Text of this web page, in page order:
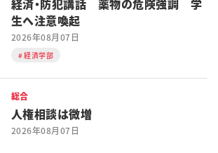
経済・防犯講話 薬物の危険強調 学
生へ注意喚起
2026年08月07日
経済学部
総合
人権相談は微増
2026年08月07日